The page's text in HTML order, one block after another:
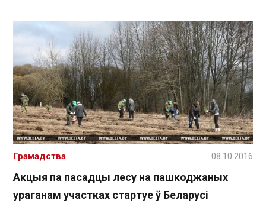
Акцыя па пасадцы лесу на пашкоджаных
ураганам участках стартуе ў Беларусі
Грамадства 08.10.2016